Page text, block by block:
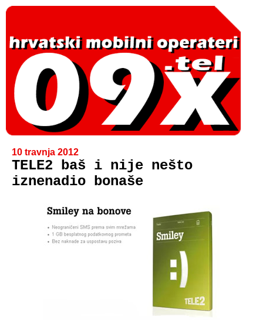
10 travnja 2012
TELE2 baš i nije nešto
iznenadio bonaše